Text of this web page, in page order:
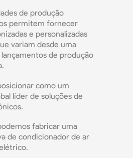
de produção
permitem fornecer
e personalizadas
variam desde uma
de produção
como um
líder de soluções de
fabricar uma
de condicionador de ar